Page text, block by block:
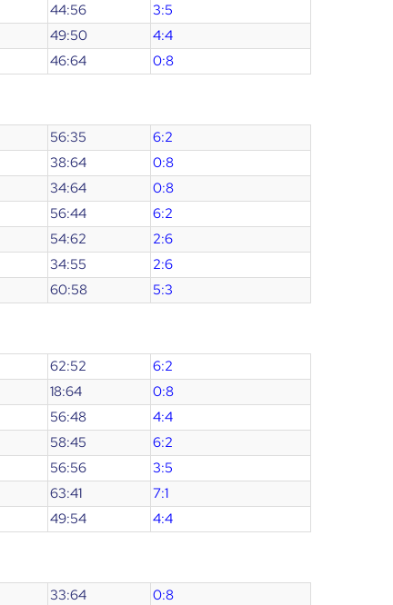
44:56
3:5
49:50
4:4
46:64 0:8
56:35
6:2
38:64
0:8
34:64
0:8
56:44
6:2
54:62
2:6
34:55
2:6
60:58 5:3
62:52
6:2
18:64
0:8
56:48
4:4
58:45
6:2
56:56
3:5
63:41
7:1
49:54 4:4
33:64
0:8